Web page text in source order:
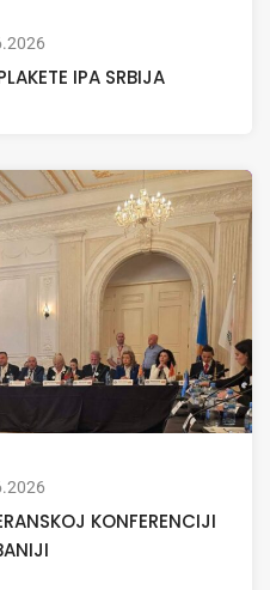
IPA SRBIJA
KONFERENCIJI